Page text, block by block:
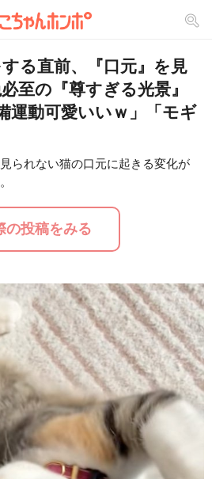
る直前、『口元』を見
の『尊すぎる光景』
運動可愛いいｗ」「モギ
られない猫の口元に起きる変化が
の投稿をみる